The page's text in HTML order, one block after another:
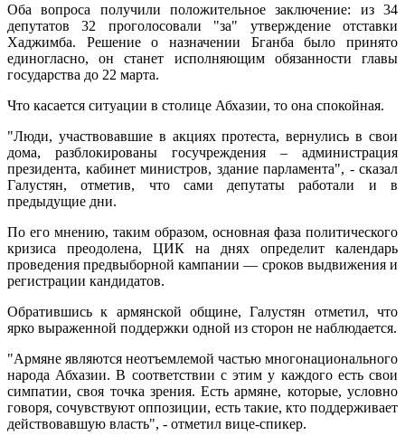
Оба вопроса получили положительное заключение: из 34
депутатов 32 проголосовали "за" утверждение отставки
Хаджимба. Решение о назначении Бганба было принято
единогласно, он станет исполняющим обязанности главы
государства до 22 марта.
Что касается ситуации в столице Абхазии, то она спокойная.
"Люди, участвовавшие в акциях протеста, вернулись в свои
дома, разблокированы госучреждения – администрация
президента, кабинет министров, здание парламента", - сказал
Галустян, отметив, что сами депутаты работали и в
предыдущие дни.
По его мнению, таким образом, основная фаза политического
кризиса преодолена, ЦИК на днях определит календарь
проведения предвыборной кампании — сроков выдвижения и
регистрации кандидатов.
Обратившись к армянской общине, Галустян отметил, что
ярко выраженной поддержки одной из сторон не наблюдается.
"Армяне являются неотъемлемой частью многонационального
народа Абхазии. В соответствии с этим у каждого есть свои
симпатии, своя точка зрения. Есть армяне, которые, условно
говоря, сочувствуют оппозиции, есть такие, кто поддерживает
действовавшую власть", - отметил вице-спикер.